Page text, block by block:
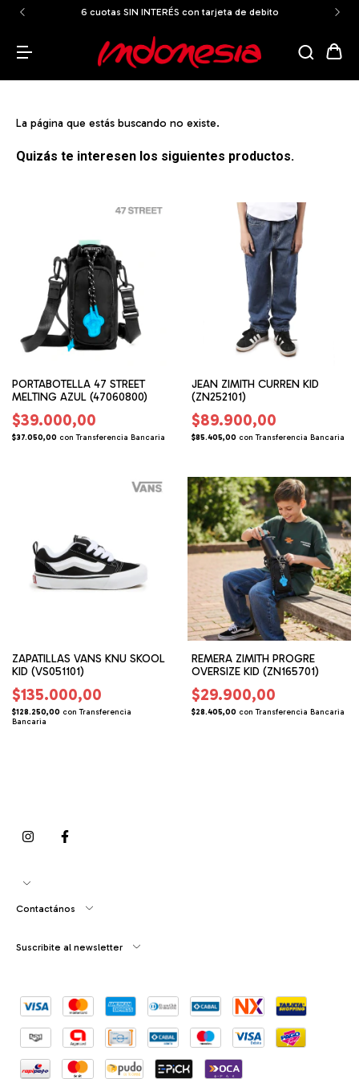
6 cuotas SIN INTERÉS con tarjeta de debito
La página que estás buscando no existe.
Quizás te interesen los siguientes productos.
PORTABOTELLA 47 STREET
MELTING AZUL (47060800)
$39.000,00
$37.050,00 con Transferencia Bancaria
JEAN ZIMITH CURREN KID
(ZN252101)
$89.900,00
$85.405,00 con Transferencia Bancaria
ZAPATILLAS VANS KNU SKOOL
KID (VS051101)
$135.000,00
$128.250,00 con Transferencia
Bancaria
REMERA ZIMITH PROGRE
OVERSIZE KID (ZN165701)
$29.900,00
$28.405,00 con Transferencia Bancaria
Contactános
Suscribite al newsletter